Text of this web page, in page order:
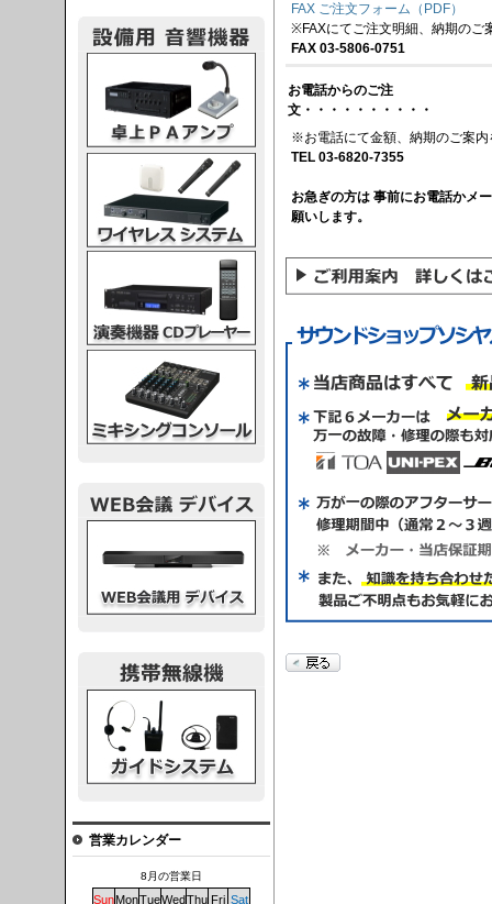
FAX ご注文フォーム（PDF）
※FAXにてご注文明細、納期のご
FAX 03-5806-0751
お電話からのご注
文・・・・・・・・・・
※お電話にて金額、納期のご案内
TEL 03-6820-7355
お急ぎの方は 事前にお電話かメ
願いします。
営業カレンダー
8月の営業日
SunMonTueWedThu Fri Sat